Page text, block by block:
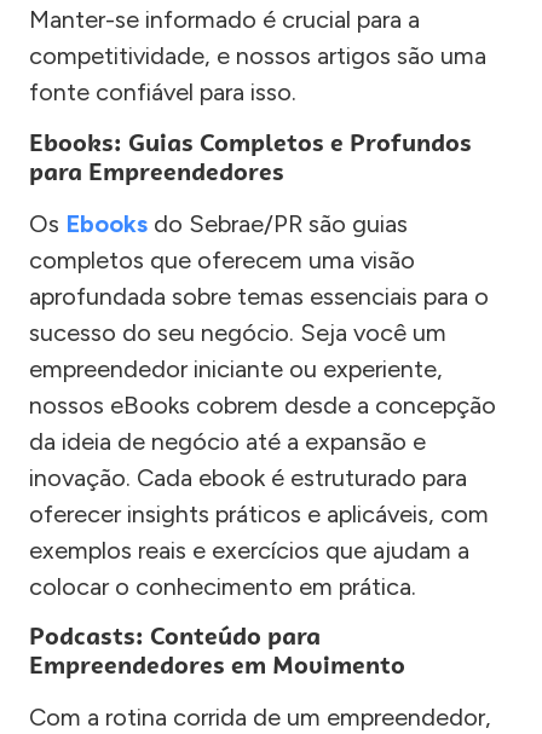
Manter-se informado é crucial para a
competitividade, e nossos artigos são uma
fonte confiável para isso.
Ebooks: Guias Completos e Profundos
para Empreendedores
Os Ebooks do Sebrae/PR são guias
completos que oferecem uma visão
aprofundada sobre temas essenciais para o
sucesso do seu negócio. Seja você um
empreendedor iniciante ou experiente,
nossos eBooks cobrem desde a concepção
da ideia de negócio até a expansão e
inovação. Cada ebook é estruturado para
oferecer insights práticos e aplicáveis, com
exemplos reais e exercícios que ajudam a
colocar o conhecimento em prática.
Podcasts: Conteúdo para
Empreendedores em Movimento
Com a rotina corrida de um empreendedor,